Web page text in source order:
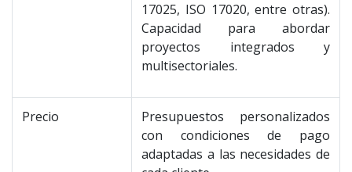
17025, ISO 17020, entre otras).
Capacidad para abordar
proyectos integrados y
multisectoriales.
Precio
Presupuestos personalizados
con condiciones de pago
adaptadas a las necesidades de